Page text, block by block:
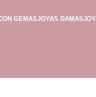
GEMASJOYAS DAMAS